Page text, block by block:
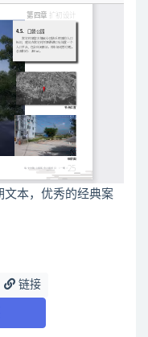
文本，优秀的经典案
链接